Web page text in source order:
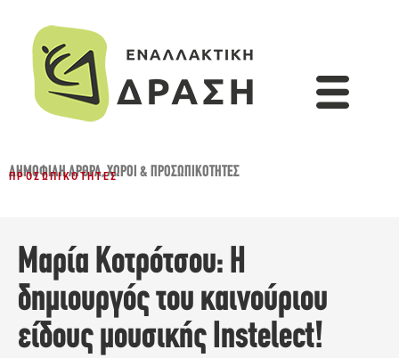
ΔΗΜΟΦΙΛΉ ΆΡΘΡΑ,ΧΏΡΟΙ & ΠΡΟΣΩΠΙΚΌΤΗΤΕΣ
ΠΡΟΣΩΠΙΚΌΤΗΤΕΣ
Μαρία Κοτρότσου: Η
δημιουργός του καινούριου
είδους μουσικής Instelect!